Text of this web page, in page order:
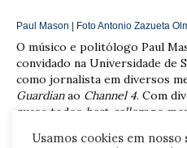
Paul Mason | FotoAntonio Zazueta
O músico e politólogo Paul
convidado na Universidade de
como jornalista em diversos
Guardianao Channel 4. Com
quase todos best-sellersno
estadunidense, ficou
Pós-Capitalismo: Guia para o
Usamos cookies em nosso